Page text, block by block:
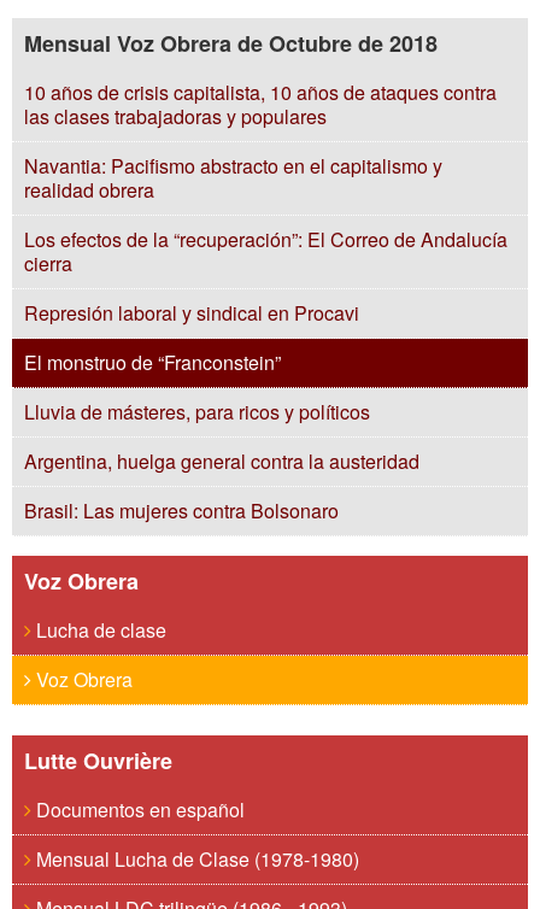
Mensual Voz Obrera de Octubre de 2018
10 años de crisis capitalista, 10 años de ataques contra
las clases trabajadoras y populares
Navantia: Pacifismo abstracto en el capitalismo y
realidad obrera
Los efectos de la “recuperación”: El Correo de Andalucía
cierra
Represión laboral y sindical en Procavi
El monstruo de “Franconstein”
Lluvia de másteres, para ricos y políticos
Argentina, huelga general contra la austeridad
Brasil: Las mujeres contra Bolsonaro
Voz Obrera
Lucha de clase
Voz Obrera
Lutte Ouvrière
Documentos en español
Mensual Lucha de Clase (1978-1980)